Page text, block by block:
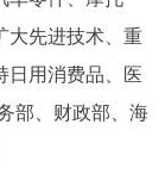
大先进技术、重
日用消费品、医
部、财政部、海